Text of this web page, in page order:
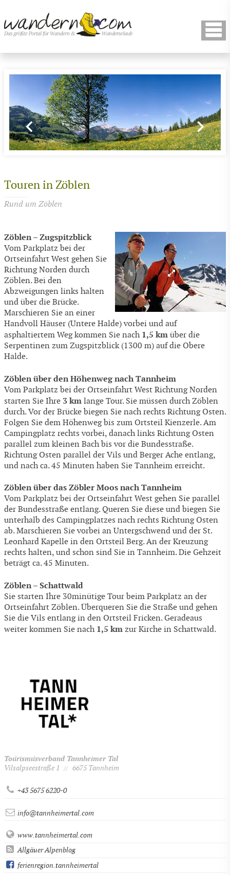
Touren in Zöblen
Rund um Zöblen
Zöblen – Zugspitzblick
Vom Parkplatz bei der
Ortseinfahrt West gehen Sie
Richtung Norden durch
Zöblen. Bei den
Abzweigungen links halten
und über die Brücke.
Marschieren Sie an einer
Handvoll Häuser (Untere Halde) vorbei und auf
asphaltiertem Weg kommen Sie nach 1,5 km über die
Serpentinen zum Zugspitzblick (1300 m) auf die Obere
Halde.
Zöblen über den Höhenweg nach Tannheim
Vom Parkplatz bei der Ortseinfahrt West Richtung Norden
starten Sie Ihre 3 km lange Tour. Sie müssen durch Zöblen
durch. Vor der Brücke biegen Sie nach rechts Richtung Osten.
Folgen Sie dem Höhenweg bis zum Ortsteil Kienzerle. Am
Campingplatz rechts vorbei, danach links Richtung Osten
parallel zum kleinen Bach bis vor die Bundesstraße.
Richtung Osten parallel der Vils und Berger Ache entlang,
und nach ca. 45 Minuten haben Sie Tannheim erreicht.
Zöblen über das Zöbler Moos nach Tannheim
Vom Parkplatz bei der Ortseinfahrt West gehen Sie parallel
der Bundesstraße entlang. Queren Sie diese und biegen Sie
unterhalb des Campingplatzes nach rechts Richtung Osten
ab. Marschieren Sie vorbei an Untergschwend und der St.
Leonhard Kapelle in den Ortsteil Berg. An der Kreuzung
rechts halten, und schon sind Sie in Tannheim. Die Gehzeit
beträgt ca. 45 Minuten.
Zöblen – Schattwald
Sie starten Ihre 30minütige Tour beim Parkplatz an der
Ortseinfahrt Zöblen. Überqueren Sie die Straße und gehen
Sie die Vils entlang in den Ortsteil Fricken. Geradeaus
weiter kommen Sie nach 1,5 km zur Kirche in Schattwald.
Tourismusverband Tannheimer Tal
Vilsalpseestraße 1
// 6675 Tannheim
+43 5675 6220-0
info@tannheimertal.com
www.tannheimertal.com
Allgäuer Alpenblog
ferienregion.tannheimertal